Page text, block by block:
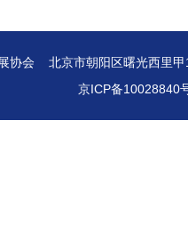
协会 北京市朝阳区曙光西里
京ICP备10028840